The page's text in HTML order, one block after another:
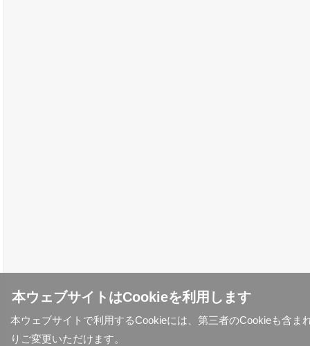
本ウェブサイトはCookieを利用します
本ウェブサイトで利用するCookieには、第三者のCookieも含
りご変更いただけます。